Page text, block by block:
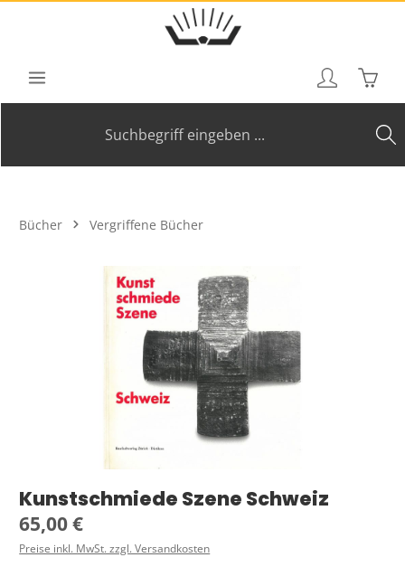
Zum Hauptinhalt springen
Bücher Vergriffene Bücher
Bildergalerie überspringen
Kunstschmiede Szene Schweiz
Regulärer Preis:
65,00 €
Preise inkl. MwSt. zzgl. Versandkosten